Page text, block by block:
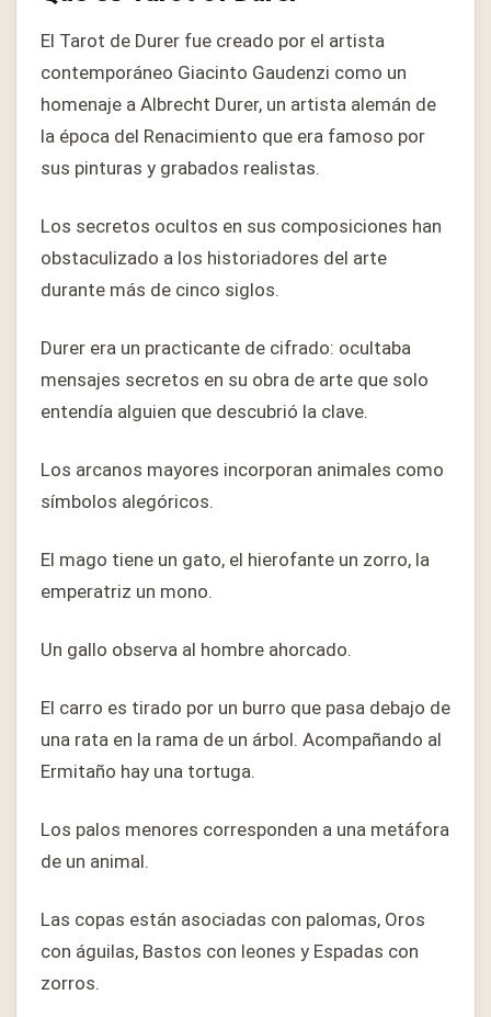
El Tarot de Durer fue creado por el artista
contemporáneo Giacinto Gaudenzi como un
homenaje a Albrecht Durer, un artista alemán de
la época del Renacimiento que era famoso por
sus pinturas y grabados realistas.
Los secretos ocultos en sus composiciones han
obstaculizado a los historiadores del arte
durante más de cinco siglos.
Durer era un practicante de cifrado: ocultaba
mensajes secretos en su obra de arte que solo
entendía alguien que descubrió la clave.
Los arcanos mayores incorporan animales como
símbolos alegóricos.
El mago tiene un gato, el hierofante un zorro, la
emperatriz un mono.
Un gallo observa al hombre ahorcado.
El carro es tirado por un burro que pasa debajo de
una rata en la rama de un árbol. Acompañando al
Ermitaño hay una tortuga.
Los palos menores corresponden a una metáfora
de un animal.
Las copas están asociadas con palomas, Oros
con águilas, Bastos con leones y Espadas con
zorros.